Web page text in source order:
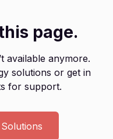
page.
available anymore.
solutions or get in
for support.